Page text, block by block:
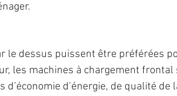
le dessus puissent être préférées
les machines à chargement
d’énergie, de qualité de